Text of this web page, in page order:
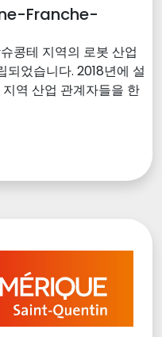
Franche-
콩테 지역의 로봇 산업
되었습니다. 2018년에 설
역 산업 관계자들을 한